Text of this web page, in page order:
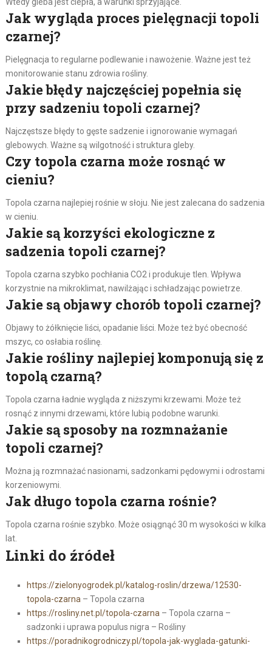
Jak wygląda proces pielęgnacji topoli
czarnej?
Pielęgnacja to regularne podlewanie i nawożenie. Ważne jest też
monitorowanie stanu zdrowia rośliny.
Jakie błędy najczęściej popełnia się
przy sadzeniu topoli czarnej?
Najczęstsze błędy to gęste sadzenie i ignorowanie wymagań
glebowych. Ważne są wilgotność i struktura gleby.
Czy topola czarna może rosnąć w
cieniu?
Topola czarna najlepiej rośnie w słoju. Nie jest zalecana do sadzenia
w cieniu.
Jakie są korzyści ekologiczne z
sadzenia topoli czarnej?
Topola czarna szybko pochłania CO2 i produkuje tlen. Wpływa
korzystnie na mikroklimat, nawilżając i schładzając powietrze.
Jakie są objawy chorób topoli czarnej?
Objawy to żółknięcie liści, opadanie liści. Może też być obecność
mszyc, co osłabia roślinę.
Jakie rośliny najlepiej komponują się z
topolą czarną?
Topola czarna ładnie wygląda z niższymi krzewami. Może też
rosnąć z innymi drzewami, które lubią podobne warunki.
Jakie są sposoby na rozmnażanie
topoli czarnej?
Można ją rozmnażać nasionami, sadzonkami pędowymi i odrostami
korzeniowymi.
Jak długo topola czarna rośnie?
Topola czarna rośnie szybko. Może osiągnąć 30 m wysokości w kilka
lat.
Linki do źródeł
https://zielonyogrodek.pl/katalog-roslin/drzewa/12530-
topola-czarna – Topola czarna
https://rosliny.net.pl/topola-czarna – Topola czarna –
sadzonki i uprawa populus nigra – Rośliny
https://poradnikogrodniczy.pl/topola-jak-wyglada-gatunki-